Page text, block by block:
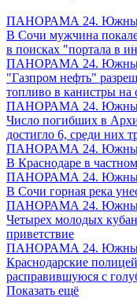
ПАНОРАМА 24.
В Сочи мужчина
в поисках "портала в
ПАНОРАМА 24.
"Газпром нефть"
топливо в канистры на
ПАНОРАМА 24.
Число погибших в
достигло 6, среди них
ПАНОРАМА 24.
В Краснодаре в
ПАНОРАМА 24.
В Сочи горная река
ПАНОРАМА 24.
Четырех молодых
приветствие
ПАНОРАМА 24.
Краснодарские
расправившуюся с
Показать ещё